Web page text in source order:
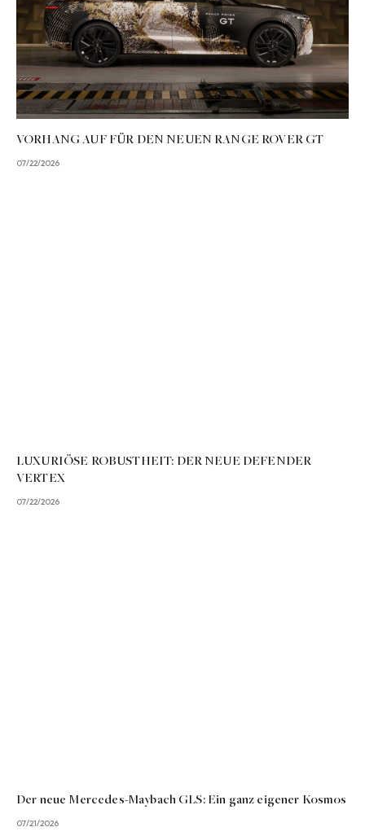
VORHANG AUF FÜR DEN NEUEN RANGE ROVER GT
07/22/2026
LUXURIÖSE ROBUSTHEIT: DER NEUE DEFENDER
VERTEX
07/22/2026
Der neue Mercedes-Maybach GLS: Ein ganz eigener Kosmos
07/21/2026